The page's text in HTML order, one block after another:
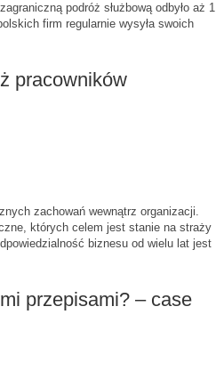
podróż służbową odbyło aż 1
firm regularnie wysyła swoich
pracowników
zachowań wewnątrz organizacji.
których celem jest stanie na straży
biznesu od wielu lat jest
przepisami? – case